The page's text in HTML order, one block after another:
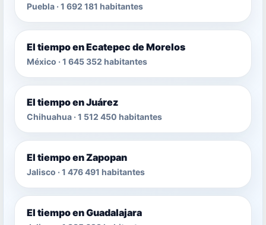
Puebla · 1 692 181 habitantes
El tiempo en Ecatepec de Morelos
México · 1 645 352 habitantes
El tiempo en Juárez
Chihuahua · 1 512 450 habitantes
El tiempo en Zapopan
Jalisco · 1 476 491 habitantes
El tiempo en Guadalajara